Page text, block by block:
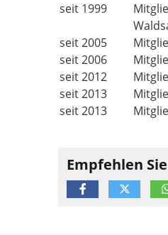
seit 1999
seit 2005
seit 2006
seit 2012
seit 2013
seit 2013
Empfehlen